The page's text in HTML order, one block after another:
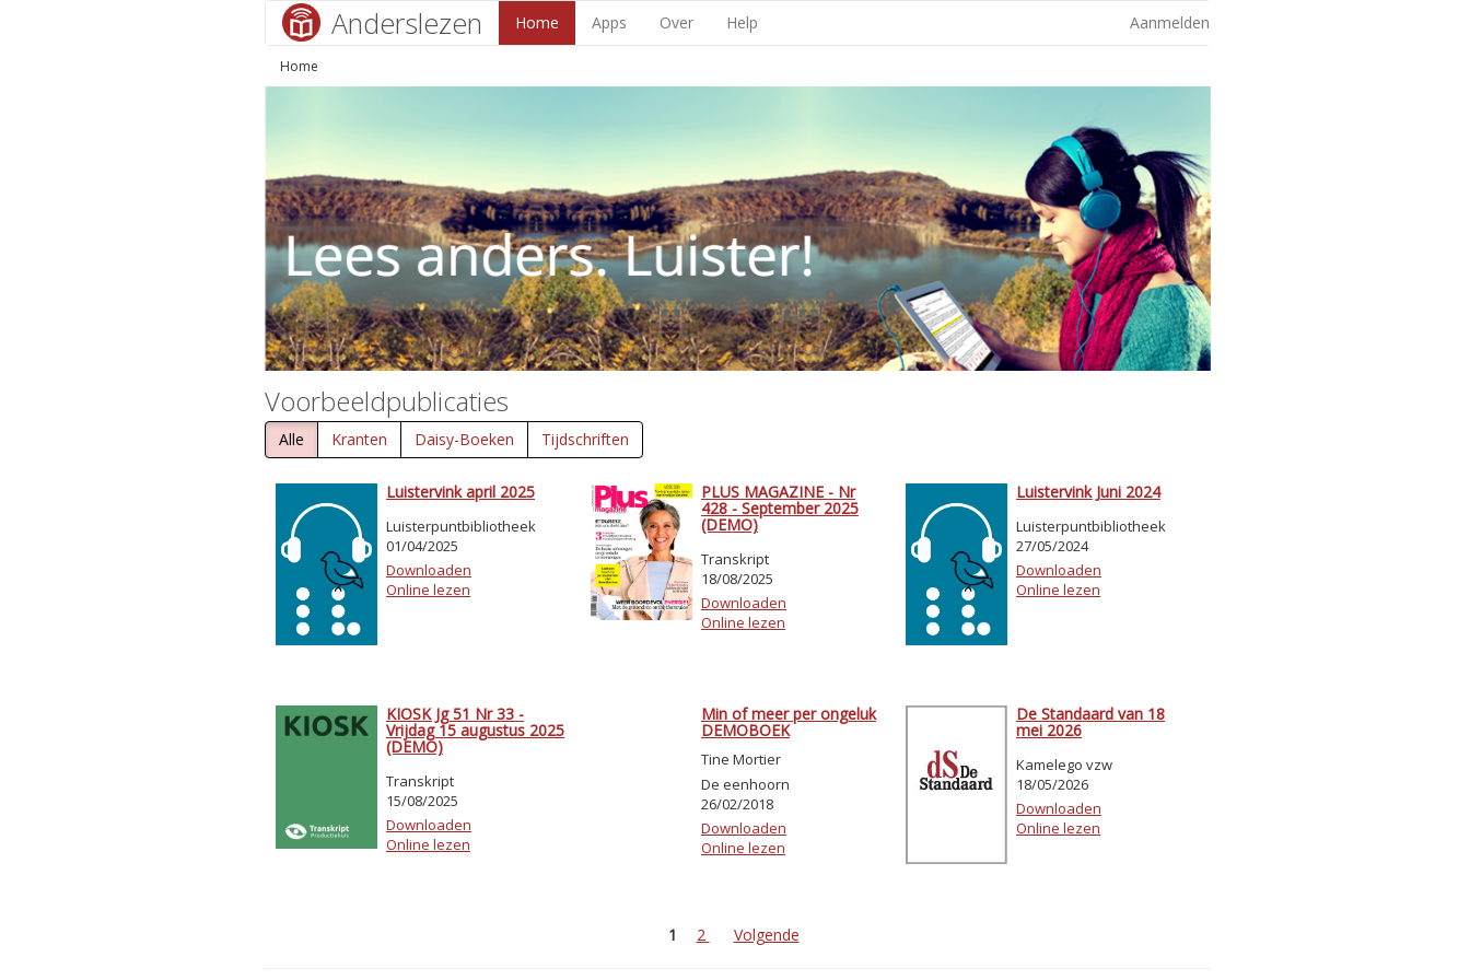
Anderslezen Home Apps Over Help Aanmelden
Home
Voorbeeldpublicaties
Alle Kranten Daisy-Boeken Tijdschriften
Luistervink april 2025
Luisterpuntbibliotheek
01/04/2025
Downloaden
Online lezen
PLUS MAGAZINE - Nr
428 - September 2025
(DEMO)
Transkript
18/08/2025
Downloaden
Online lezen
Luistervink Juni 2024
Luisterpuntbibliotheek
27/05/2024
Downloaden
Online lezen
KIOSK Jg 51 Nr 33 -
Vrijdag 15 augustus 2025
(DEMO)
Transkript
15/08/2025
Downloaden
Online lezen
Min of meer per ongeluk
DEMOBOEK
Tine Mortier
De eenhoorn
26/02/2018
Downloaden
Online lezen
De Standaard van 18
mei 2026
Kamelego vzw
18/05/2026
Downloaden
Online lezen
1 2 Volgende